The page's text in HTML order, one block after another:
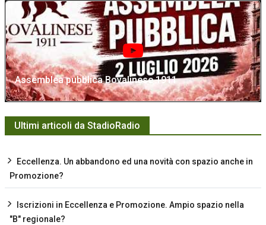
Assemblea pubblica Bovalinese 1911
Ultimi articoli da StadioRadio
Eccellenza. Un abbandono ed una novità con spazio anche in
Promozione?
Iscrizioni in Eccellenza e Promozione. Ampio spazio nella
"B" regionale?